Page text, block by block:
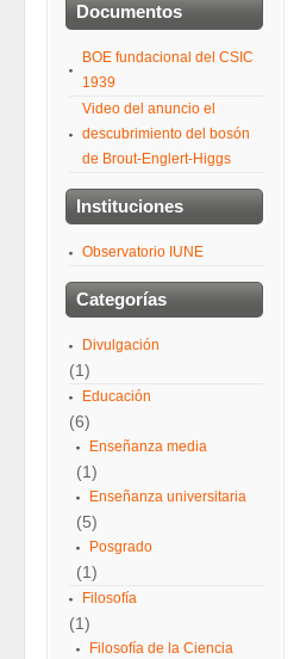
Documentos
BOE fundacional del CSIC
1939
Video del anuncio el
descubrimiento del bosón
de Brout-Englert-Higgs
Instituciones
Observatorio IUNE
Categorías
Divulgación
(1)
Educación
(6)
Enseñanza media
(1)
Enseñanza universitaria
(5)
Posgrado
(1)
Filosofía
(1)
Filosofía de la Ciencia